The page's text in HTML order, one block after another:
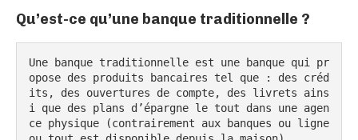
Qu’est-ce qu’une banque traditionnelle ?
Une banque traditionnelle est une banque qui pr
opose des produits bancaires tel que : des créd
its, des ouvertures de compte, des livrets ains
i que des plans d’épargne le tout dans une agen
ce physique (contrairement aux banques ou ligne